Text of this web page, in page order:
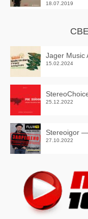
18.07.2019
Jager Music
15.02.2024
25.12.2022
Stereoigor —
27.10.2022